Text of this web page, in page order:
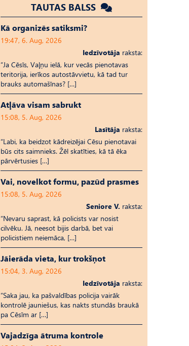
TAUTAS BALSS
Kā organizēs satiksmi?
19:47, 6. Aug, 2026
Iedzīvotāja raksta:
“Ja Cēsīs, Vaļņu ielā, kur vecās pienotavas
teritorija, ierīkos autostāvvietu, kā tad tur
brauks automašīnas? […]
Atļāva visam sabrukt
15:08, 5. Aug, 2026
Lasītāja raksta:
“Labi, ka beidzot kādreizējai Cēsu pienotavai
būs cits saimnieks. Žēl skatīties, kā tā ēka
pārvērtusies […]
Vai, novelkot formu, pazūd prasmes
15:08, 5. Aug, 2026
Seniore V. raksta:
“Nevaru saprast, kā policists var nosist
cilvēku. Jā, neesot bijis darbā, bet vai
policistiem neiemāca, […]
Jāierāda vieta, kur trokšņot
15:04, 3. Aug, 2026
Iedzīvotāja raksta:
“Saka jau, ka pašvaldības policija vairāk
kontrolē jauniešus, kas nakts stundās braukā
pa Cēsīm ar […]
Vajadzīga ātruma kontrole